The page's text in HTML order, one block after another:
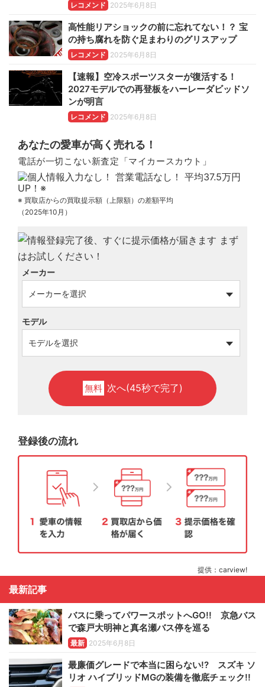
レコメンド 2025年6月8日
高性能リアショックの前に忘れてない！？ 宝
の持ち腐れを防ぐ足まわりのグリスアップ
レコメンド 2025年6月8日
【速報】空冷スポーツスターが復活する！
2027モデルでの再登板をハーレーダビッドソ
ンが明言
レコメンド 2025年6月8日
あなたの愛車が高く売れる！
電話が一切こない新査定「マイカースカウト」
※ 買取店からの買取提示額（上限額）の差額平均
（2025年10月）
メーカー
モデル
無料 次へ(45秒で完了)
登録後の流れ
提供：carview!
最新記事
バスに乗ってパワースポットへGO!! 京急バス
で森戸大明神と真名瀬バス停を巡る
最新 2025年6月8日
最廉価グレードで本当に困らない!? スズキ ソ
リオ ハイブリッドMGの装備を徹底チェック!!